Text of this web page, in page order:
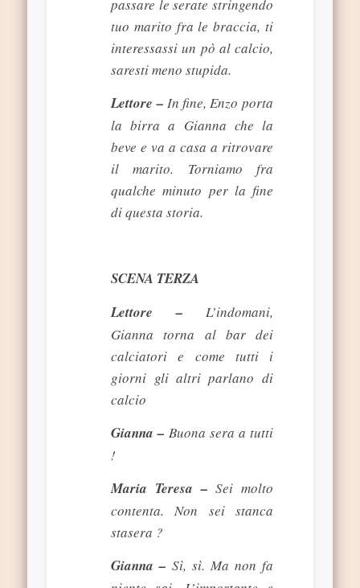
passare le serate stringendo
tuo marito fra le braccia, ti
interessassi un pò al calcio,
saresti meno stupida.
Lettore – In fine, Enzo porta
la birra a Gianna che la
beve e va a casa a ritrovare
il marito. Torniamo fra
qualche minuto per la fine
di questa storia.
SCENA TERZA
Lettore – L’indomani,
Gianna torna al bar dei
calciatori e come tutti i
giorni gli altri parlano di
calcio
Gianna – Buona sera a tutti
!
Maria Teresa – Sei molto
contenta. Non sei stanca
stasera ?
Gianna – Sì, sì. Ma non fa